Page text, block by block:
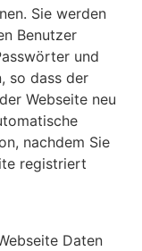
Sie werden
Benutzer
und
so dass der
Webseite neu
nachdem Sie
registriert
Daten